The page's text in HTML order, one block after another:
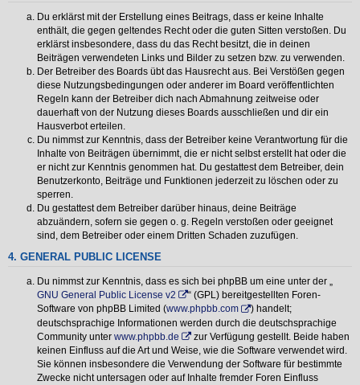
Du erklärst mit der Erstellung eines Beitrags, dass er keine Inhalte
enthält, die gegen geltendes Recht oder die guten Sitten verstoßen. Du
erklärst insbesondere, dass du das Recht besitzt, die in deinen
Beiträgen verwendeten Links und Bilder zu setzen bzw. zu verwenden.
Der Betreiber des Boards übt das Hausrecht aus. Bei Verstößen gegen
diese Nutzungsbedingungen oder anderer im Board veröffentlichten
Regeln kann der Betreiber dich nach Abmahnung zeitweise oder
dauerhaft von der Nutzung dieses Boards ausschließen und dir ein
Hausverbot erteilen.
Du nimmst zur Kenntnis, dass der Betreiber keine Verantwortung für die
Inhalte von Beiträgen übernimmt, die er nicht selbst erstellt hat oder die
er nicht zur Kenntnis genommen hat. Du gestattest dem Betreiber, dein
Benutzerkonto, Beiträge und Funktionen jederzeit zu löschen oder zu
sperren.
Du gestattest dem Betreiber darüber hinaus, deine Beiträge
abzuändern, sofern sie gegen o. g. Regeln verstoßen oder geeignet
sind, dem Betreiber oder einem Dritten Schaden zuzufügen.
4. GENERAL PUBLIC LICENSE
Du nimmst zur Kenntnis, dass es sich bei phpBB um eine unter der „
GNU General Public License v2
“ (GPL) bereitgestellten Foren-
Software von phpBB Limited (www.phpbb.com
) handelt;
deutschsprachige Informationen werden durch die deutschsprachige
Community unter www.phpbb.de
zur Verfügung gestellt. Beide haben
keinen Einfluss auf die Art und Weise, wie die Software verwendet wird.
Sie können insbesondere die Verwendung der Software für bestimmte
Zwecke nicht untersagen oder auf Inhalte fremder Foren Einfluss